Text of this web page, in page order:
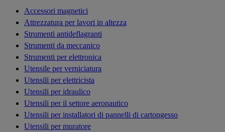
Accessori magnetici
Attrezzatura per lavori in altezza
Strumenti antideflagranti
Strumenti da meccanico
Strumenti per elettronica
Utensile per verniciatura
Utensili per elettricista
Utensili per idraulico
Utensili per il settore aeronautico
Utensili per installatori di pannelli di cartongesso
Utensili per muratore